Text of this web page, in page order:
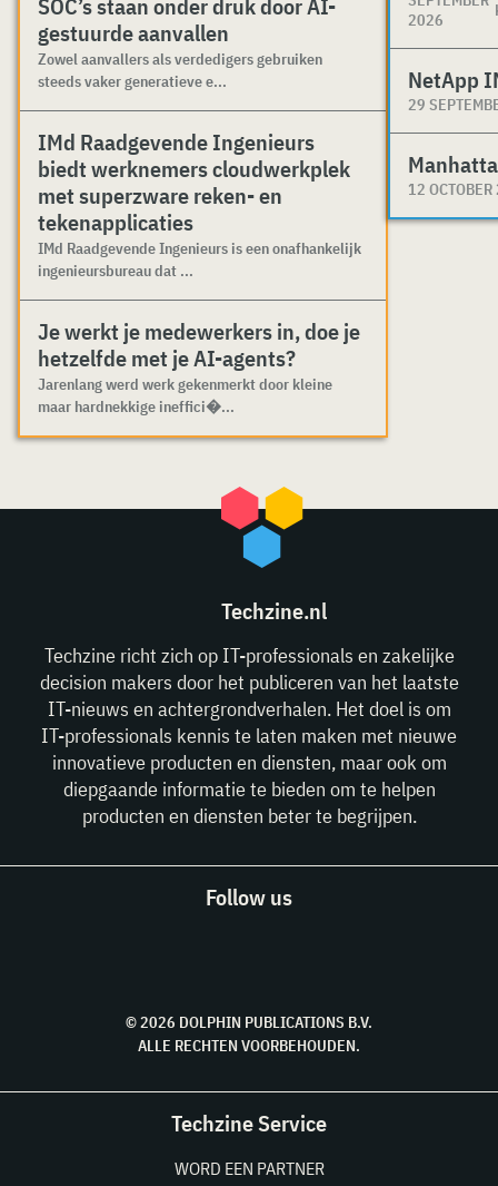
gestuurde aanvallen
Zowel aanvallers als verdedigers gebruiken
steeds vaker generatieve e...
IMd Raadgevende Ingenieurs
biedt werknemers cloudwerkplek
met superzware reken- en
tekenapplicaties
IMd Raadgevende Ingenieurs is een onafhankelijk
ingenieursbureau dat ...
Je werkt je medewerkers in, doe je
hetzelfde met je AI-agents?
Jarenlang werd werk gekenmerkt door kleine
maar hardnekkige ineffici�...
2026
NetApp
29
12
Techzine.nl
Techzine richt zich op IT-professionals en zakelijke
decision makers door het publiceren van het laatste
IT-nieuws en achtergrondverhalen. Het doel is om
IT-professionals kennis te laten maken met nieuwe
innovatieve producten en diensten, maar ook om
diepgaande informatie te bieden om te helpen
producten en diensten beter te begrijpen.
Follow us
© 2026 DOLPHIN PUBLICATIONS B.V.
ALLE RECHTEN VOORBEHOUDEN.
Techzine Service
WORD EEN PARTNER